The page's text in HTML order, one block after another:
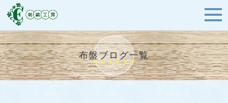
布盤ブログ一覧